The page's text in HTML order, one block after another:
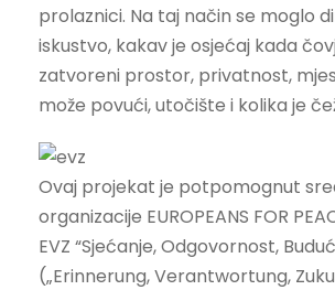
prolaznici. Na taj način se moglo
iskustvo, kakav je osjećaj kada
zatvoreni prostor, privatnost,
može povući, utočište i kolika je
Ovaj projekat je potpomognut
organizacije EUROPEANS FOR
EVZ “Sjećanje, Odgovornost,
(„Erinnerung, Verantwortung,